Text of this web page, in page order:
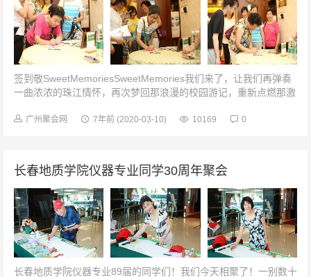
签到敬SweetMemoriesSweetMemories我们来了，让我们再弹奏
一曲浓浓的珠江情怀，再次梦回那浪漫的校园游记，重新点燃那激
广州聚会网 7年前 (2020-03-10) 10169 0
长春地质学院仪器专业同学30周年聚会
长春地质学院仪器专业89届的同学们！我们今天相聚了！一别数十